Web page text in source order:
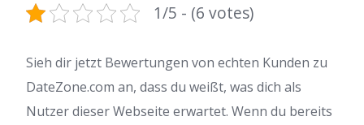
1/5 - (6 votes)
Sieh dir jetzt Bewertungen von echten Kunden zu
DateZone.com an, dass du weißt, was dich als
Nutzer dieser Webseite erwartet. Wenn du bereits